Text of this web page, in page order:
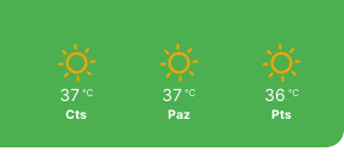
37 ℃
Cts
37 ℃
Paz
36 ℃
Pts